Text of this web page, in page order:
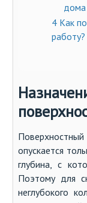
дома
4 Как
работу?
опускается
глубина, с
Поэтому для
неглубокого